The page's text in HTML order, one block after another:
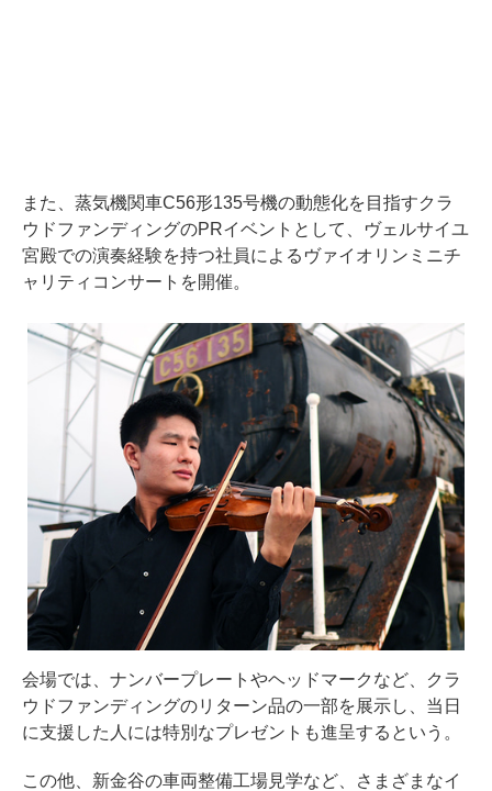
また、蒸気機関車C56形135号機の動態化を目指すクラ
ウドファンディングのPRイベントとして、ヴェルサイユ
宮殿での演奏経験を持つ社員によるヴァイオリンミニチ
ャリティコンサートを開催。
会場では、ナンバープレートやヘッドマークなど、クラ
ウドファンディングのリターン品の一部を展示し、当日
に支援した人には特別なプレゼントも進呈するという。
この他、新金谷の車両整備工場見学など、さまざまなイ